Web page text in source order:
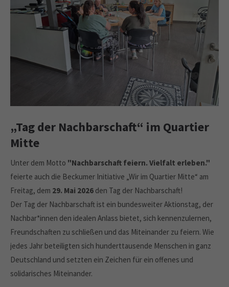
„Tag der Nachbarschaft“ im Quartier
Mitte
Unter dem Motto "Nachbarschaft feiern. Vielfalt erleben."
feierte auch die Beckumer Initiative „Wir im Quartier Mitte“ am
Freitag, dem 29. Mai 2026 den Tag der Nachbarschaft!
Der Tag der Nachbarschaft ist ein bundesweiter Aktionstag, der
Nachbar*innen den idealen Anlass bietet, sich kennenzulernen,
Freundschaften zu schließen und das Miteinander zu feiern. Wie
jedes Jahr beteiligten sich hunderttausende Menschen in ganz
Deutschland und setzten ein Zeichen für ein offenes und
solidarisches Miteinander.